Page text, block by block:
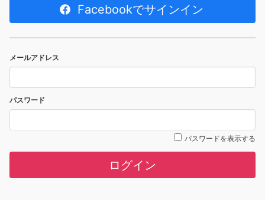
Facebookでサインイン
メールアドレス
パスワード
パスワードを表示する
ログイン